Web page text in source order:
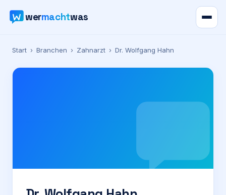
wermachtwas
Verzeichnis
Karte
Preise
Start › Branchen › Zahnarzt › Dr. Wolfgang Hahn